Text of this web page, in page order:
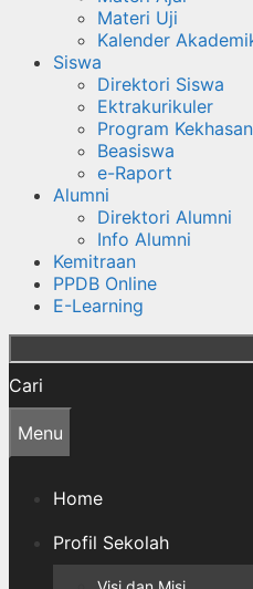
Materi Uji
Kalender
Siswa
Direktori Siswa
Ektrakurikuler
Program
Beasiswa
e-Raport
Alumni
Direktori Alumni
Info Alumni
Kemitraan
PPDB Online
E-Learning
Cari
Menu
Home
Profil Sekolah